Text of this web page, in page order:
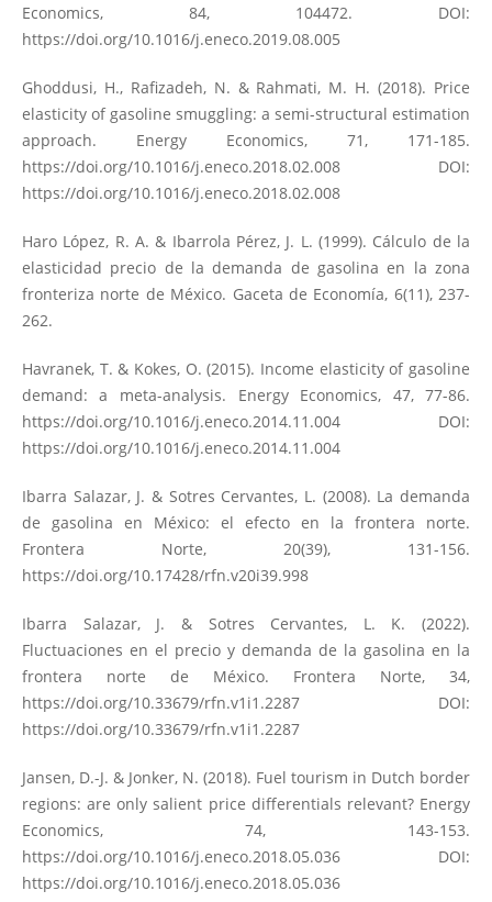
Economics, 84, 104472. DOI:
https://doi.org/10.1016/j.eneco.2019.08.005
Ghoddusi, H., Rafizadeh, N. & Rahmati, M. H. (2018). Price
elasticity of gasoline smuggling: a semi-structural estimation
approach. Energy Economics, 71, 171-185.
https://doi.org/10.1016/j.eneco.2018.02.008DOI:
https://doi.org/10.1016/j.eneco.2018.02.008
Haro López, R. A. & Ibarrola Pérez, J. L. (1999). Cálculo de la
elasticidad precio de la demanda de gasolina en la zona
fronteriza norte de México. Gaceta de Economía, 6(11), 237-
262.
Havranek, T. & Kokes, O. (2015). Income elasticity of gasoline
demand: a meta-analysis. Energy Economics, 47, 77-86.
https://doi.org/10.1016/j.eneco.2014.11.004DOI:
https://doi.org/10.1016/j.eneco.2014.11.004
Ibarra Salazar, J. & Sotres Cervantes, L. (2008). La demanda
de gasolina en México: el efecto en la frontera norte.
Frontera Norte, 20(39), 131-156.
https://doi.org/10.17428/rfn.v20i39.998
Ibarra Salazar, J. & Sotres Cervantes, L. K. (2022).
Fluctuaciones en el precio y demanda de la gasolina en la
frontera norte de México. Frontera Norte, 34,
https://doi.org/10.33679/rfn.v1i1.2287DOI:
https://doi.org/10.33679/rfn.v1i1.2287
Jansen, D.-J. & Jonker, N. (2018). Fuel tourism in Dutch border
regions: are only salient price differentials relevant? Energy
Economics, 74, 143-153.
https://doi.org/10.1016/j.eneco.2018.05.036DOI:
https://doi.org/10.1016/j.eneco.2018.05.036